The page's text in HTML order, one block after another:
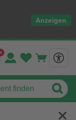
Anzeigen